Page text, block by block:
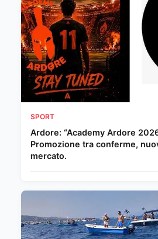
SPORT
Ardore: “Academy Ardore
Promozione tra conferme,
mercato.